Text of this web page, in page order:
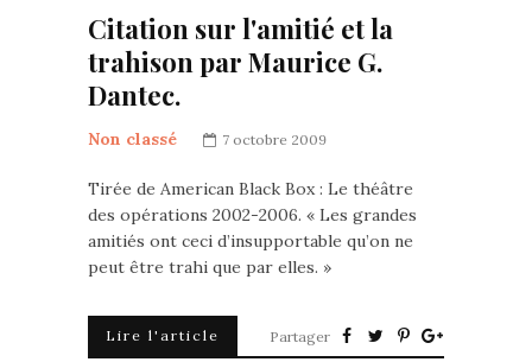
Citation sur l'amitié et la
trahison par Maurice G.
Dantec.
Non classé 7 octobre 2009
Tirée de American Black Box : Le théâtre
des opérations 2002-2006. « Les grandes
amitiés ont ceci d’insupportable qu’on ne
peut être trahi que par elles. »
Lire l'article Partager